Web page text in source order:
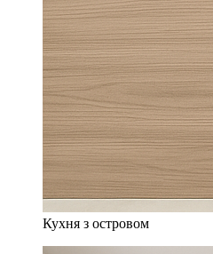
Кухня з островом